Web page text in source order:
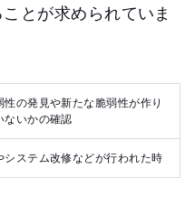
とが求められていま
性の発見や新たな脆弱性が作り
ないかの確認
システム改修などが行われた時